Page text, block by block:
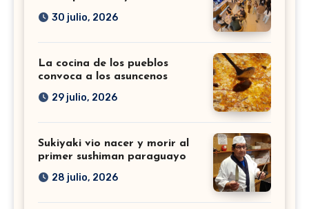
30 julio, 2026
La cocina de los pueblos
convoca a los asuncenos
29 julio, 2026
Sukiyaki vio nacer y morir al
primer sushiman paraguayo
28 julio, 2026